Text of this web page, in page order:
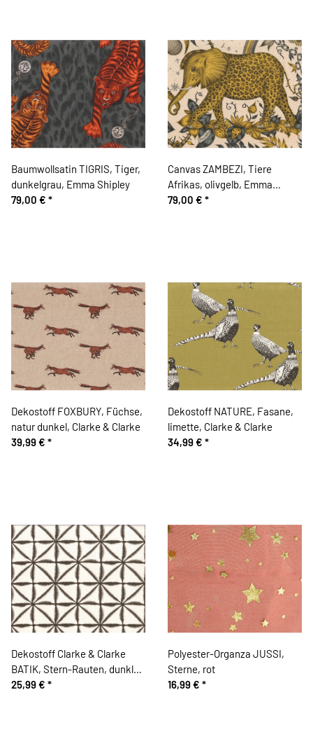
Baumwollsatin TIGRIS, Tiger,
dunkelgrau, Emma Shipley
79,00 € *
Canvas ZAMBEZI, Tiere
Afrikas, olivgelb, Emma
Shipley
79,00 € *
Dekostoff FOXBURY, Füchse,
natur dunkel, Clarke & Clarke
39,99 € *
Dekostoff NATURE, Fasane,
limette, Clarke & Clarke
34,99 € *
Dekostoff Clarke & Clarke
BATIK, Stern-Rauten, dunkles
steingrau-wollweiß
25,99 € *
Polyester-Organza JUSSI,
Sterne, rot
16,99 € *